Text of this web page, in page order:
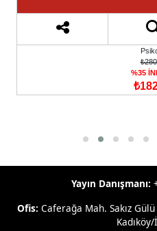
%35
Yayın Danışmanı:
Ofis: Caferağa Mah. Sakız